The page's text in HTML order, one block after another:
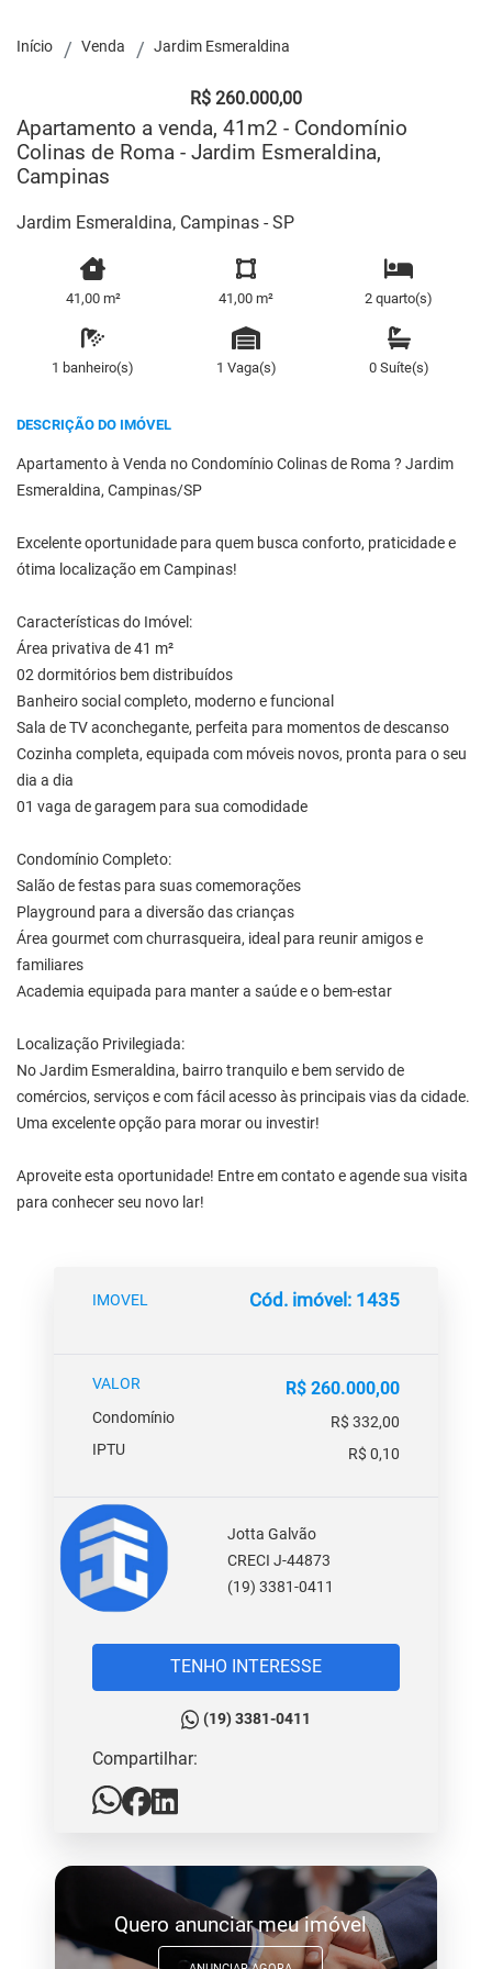
Início Venda Jardim Esmeraldina
R$ 260.000,00
Apartamento a venda, 41m2 - Condomínio
Colinas de Roma - Jardim Esmeraldina,
Campinas
Jardim Esmeraldina, Campinas - SP
41,00 m² 41,00 m² 2 quarto(s)
1 banheiro(s) 1 Vaga(s) 0 Suíte(s)
DESCRIÇÃO DO IMÓVEL
Apartamento à Venda no Condomínio Colinas de Roma ? Jardim
Esmeraldina, Campinas/SP
Excelente oportunidade para quem busca conforto, praticidade e
ótima localização em Campinas!
Características do Imóvel:
Área privativa de 41 m²
02 dormitórios bem distribuídos
Banheiro social completo, moderno e funcional
Sala de TV aconchegante, perfeita para momentos de descanso
Cozinha completa, equipada com móveis novos, pronta para o seu
dia a dia
01 vaga de garagem para sua comodidade
Condomínio Completo:
Salão de festas para suas comemorações
Playground para a diversão das crianças
Área gourmet com churrasqueira, ideal para reunir amigos e
familiares
Academia equipada para manter a saúde e o bem-estar
Localização Privilegiada:
No Jardim Esmeraldina, bairro tranquilo e bem servido de
comércios, serviços e com fácil acesso às principais vias da cidade.
Uma excelente opção para morar ou investir!
Aproveite esta oportunidade! Entre em contato e agende sua visita
para conhecer seu novo lar!
IMOVEL Cód. imóvel: 1435
VALOR R$ 260.000,00
Condomínio
R$ 332,00
IPTU
R$ 0,10
Jotta Galvão
CRECI J-44873
(19) 3381-0411
TENHO INTERESSE
(19) 3381-0411
Compartilhar:
Quero anunciar meu imóvel